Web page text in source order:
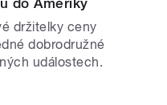
do Ameriky
držitelky ceny
dobrodružné
událostech.